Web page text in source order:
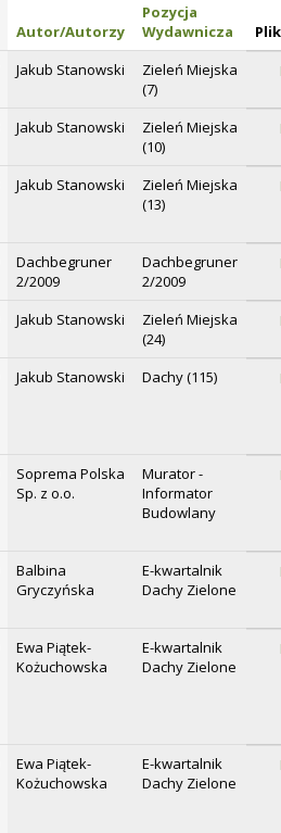
Autor/Autorzy
Pozycja
Wydawnicza
Plik
Jakub Stanowski
Zieleń Miejska
(7)
Jakub Stanowski
Zieleń Miejska
(10)
Jakub Stanowski
Zieleń Miejska
(13)
Dachbegruner
2/2009
Dachbegruner
2/2009
Jakub Stanowski
Zieleń Miejska
(24)
Jakub Stanowski Dachy (115)
Soprema Polska
Sp. z o.o.
Murator -
Informator
Budowlany
Balbina
Gryczyńska
E-kwartalnik
Dachy Zielone
Ewa Piątek-
Kożuchowska
E-kwartalnik
Dachy Zielone
Ewa Piątek-
Kożuchowska
E-kwartalnik
Dachy Zielone